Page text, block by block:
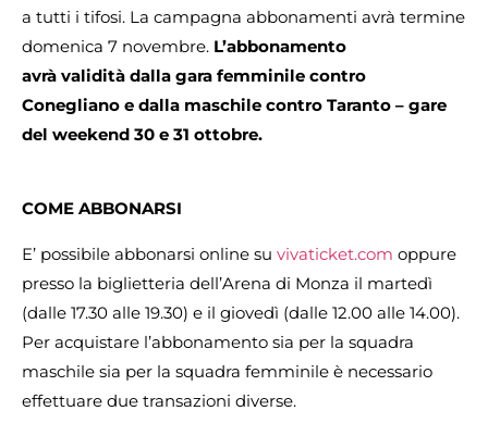
a tutti i tifosi. La campagna abbonamenti avrà termine
domenica 7 novembre. L’abbonamento
avrà validità dalla gara femminile contro
Conegliano e dalla maschile contro Taranto – gare
del weekend 30 e 31 ottobre.
COME ABBONARSI
E’ possibile abbonarsi online su vivaticket.com oppure
presso la biglietteria dell’Arena di Monza il martedì
(dalle 17.30 alle 19.30) e il giovedì (dalle 12.00 alle 14.00).
Per acquistare l’abbonamento sia per la squadra
maschile sia per la squadra femminile è necessario
effettuare due transazioni diverse.